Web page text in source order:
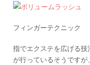
フィンガーテクニック
指でエクステを広げる
が行っているそうです